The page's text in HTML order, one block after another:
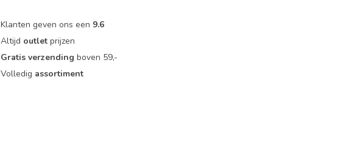
Klanten geven ons een 9.6
Altijd outlet prijzen
Gratis verzending boven 59,-
Volledig assortiment